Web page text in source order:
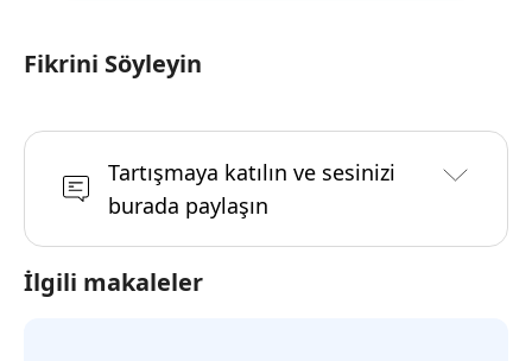
Fikrini Söyleyin
Tartışmaya katılın ve sesinizi
burada paylaşın
İlgili makaleler